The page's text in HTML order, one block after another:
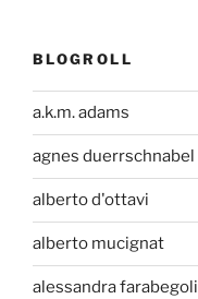
BLOGROLL
a.k.m. adams
agnes duerrschnabel
alberto d'ottavi
alberto mucignat
alessandra farabegoli